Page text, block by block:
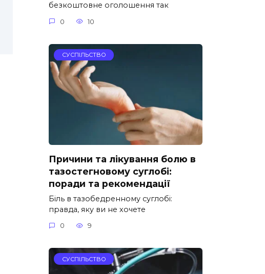
безкоштовне оголошення так
0 10
СУСПІЛЬСТВО
Причини та лікування болю в
тазостегновому суглобі:
поради та рекомендації
Біль в тазобедренному суглобі:
правда, яку ви не хочете
0 9
СУСПІЛЬСТВО